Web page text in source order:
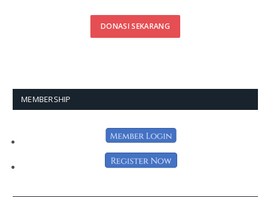
DONASI SEKARANG
MEMBERSHIP